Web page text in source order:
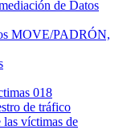
de Datos
MOVE/PADRÓN,
018
de tráfico
las víctimas de